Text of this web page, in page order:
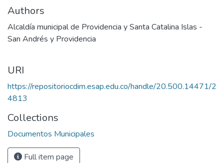
Authors
Alcaldía municipal de Providencia y Santa Catalina Islas -
San Andrés y Providencia
URI
https://repositoriocdim.esap.edu.co/handle/20.500.14471/2
4813
Collections
Documentos Municipales
Full item page